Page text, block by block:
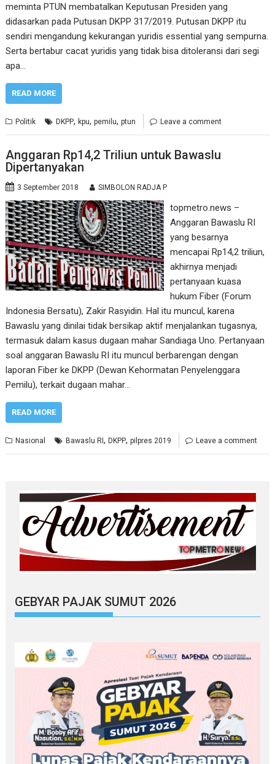
meminta PTUN membatalkan Keputusan Presiden yang
didasarkan pada Putusan DKPP 317/2019. Putusan DKPP itu
sendiri mengandung kekurangan yuridis essential yang sempurna.
Serta bertabur cacat yuridis yang tidak bisa ditoleransi dari segi
apa…
READ MORE
Politik DKPP,kpu,pemilu,ptun Leave a comment
Anggaran Rp14,2 Triliun untuk Bawaslu
Dipertanyakan
3 September 2018 SIMBOLON RADJA P
topmetro.news –
Anggaran Bawaslu RI
yang besarnya
mencapai Rp14,2 triliun,
akhirnya menjadi
pertanyaan kuasa
hukum Fiber (Forum
Indonesia Bersatu), Zakir Rasyidin. Hal itu muncul, karena
Bawaslu yang dinilai tidak bersikap aktif menjalankan tugasnya,
termasuk dalam kasus dugaan mahar Sandiaga Uno. Pertanyaan
soal anggaran Bawaslu RI itu muncul berbarengan dengan
laporan Fiber ke DKPP (Dewan Kehormatan Penyelenggara
Pemilu), terkait dugaan mahar…
READ MORE
Nasional Bawaslu RI,DKPP,pilpres 2019 Leave a comment
GEBYAR PAJAK SUMUT 2026